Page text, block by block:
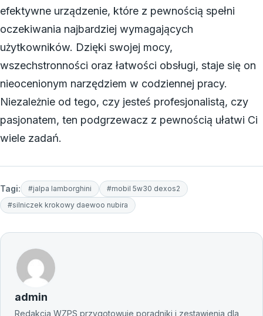
efektywne urządzenie, które z pewnością spełni
oczekiwania najbardziej wymagających
użytkowników. Dzięki swojej mocy,
wszechstronności oraz łatwości obsługi, staje się on
nieocenionym narzędziem w codziennej pracy.
Niezależnie od tego, czy jesteś profesjonalistą, czy
pasjonatem, ten podgrzewacz z pewnością ułatwi Ci
wiele zadań.
Tagi: #jalpa lamborghini
#mobil 5w30 dexos2
#silniczek krokowy daewoo nubira
admin
Redakcja WZPS przygotowuje poradniki i zestawienia dla